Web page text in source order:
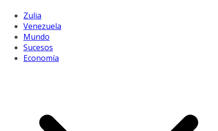
Zulia
Venezuela
Mundo
Sucesos
Economía